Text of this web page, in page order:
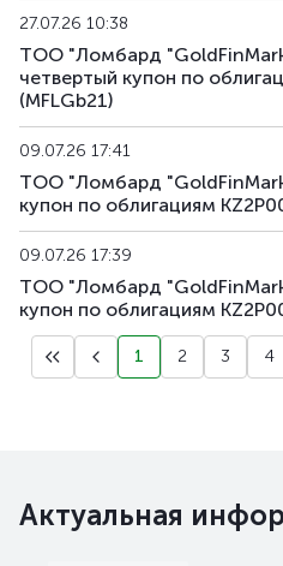
27.07.26 10:38
ТОО "Ломбард
четвертый купон по
(MFLGb21)
09.07.26 17:41
ТОО "Ломбард
купон по облигациям
09.07.26 17:39
ТОО "Ломбард
купон по облигациям
1 2 3 4
Актуальная